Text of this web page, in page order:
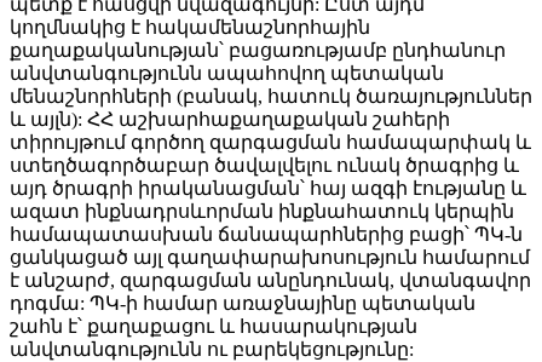
պետք է հասցվի նվազագույնի: Ըստ այդմ՝
կողմնակից է հակամենաշնորհային
քաղաքականության՝ բացառությամբ ընդհանուր
անվտանգությունն ապահովող պետական
մենաշնորհների (բանակ, հատուկ ծառայություններ
և այլն): ՀՀ աշխարհաքաղաքական շահերի
տիրույթում գործող զարգացման համապարփակ և
ստեղծագործաբար ծավալվելու ունակ ծրագրից և
այդ ծրագրի իրականացման՝ հայ ազգի էությանը և
ազատ ինքնադրսևորման ինքնահատուկ կերպին
համապատասխան ճանապարհներից բացի՝ ՊԿ-ն
ցանկացած այլ գաղափարախոսություն համարում
է անշարժ, զարգացման անընդունակ, վտանգավոր
դոգմա: ՊԿ-ի համար առաջնայինը պետական
շահն է՝ քաղաքացու և հասարակության
անվտանգությունն ու բարեկեցությունը: